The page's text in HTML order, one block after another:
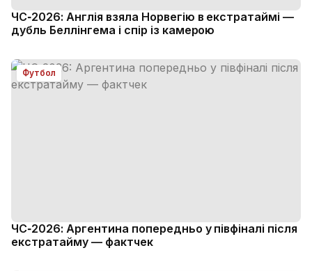
ЧС‑2026: Англія взяла Норвегію в екстратаймі —
дубль Беллінгема і спір із камерою
Футбол
ЧС‑2026: Аргентина попередньо у півфіналі після
екстратайму — фактчек